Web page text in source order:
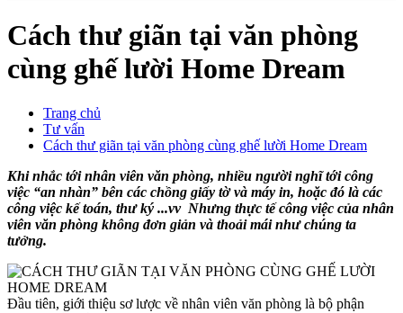
Cách thư giãn tại văn phòng
cùng ghế lười Home Dream
Trang chủ
Tư vấn
Cách thư giãn tại văn phòng cùng ghế lười Home Dream
Khi nhắc tới nhân viên văn phòng, nhiều người nghĩ tới công
việc “an nhàn” bên các chồng giấy tờ và máy in, hoặc đó là các
công việc kế toán, thư ký ...vv Nhưng thực tế công việc của nhân
viên văn phòng không đơn giản và thoải mái như chúng ta
tưởng.
Đầu tiên, giới thiệu sơ lược về nhân viên văn phòng là bộ phận